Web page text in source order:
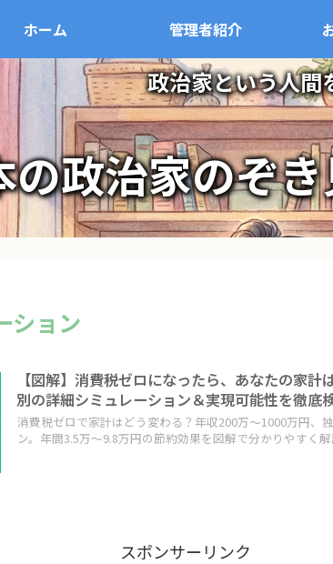
政治家という人間
の政治家のぞ
ホーム 管理者紹介
ション
【図解】消費税ゼロになったら、あなたの家
別の詳細シミュレーション＆実現可能性を徹底
消費税ゼロで家計はどう変わる？年収200万～1000万円、
ン。年間3.5万～9.8万円の節約効果を図解で分かりやすく
スポンサーリンク